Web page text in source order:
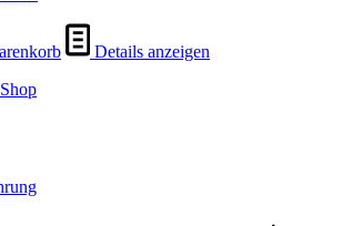
Details anzeigen